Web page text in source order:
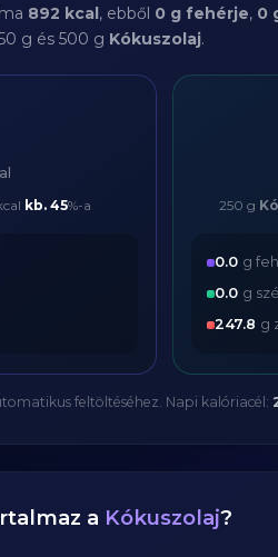
892 kcal, ebből 0 g fehérje, 0
g és 500 g Kókuszolaj.
kb. 45%-a
250 g
0.0 g
0.0 g
247.8 g
feltöltéséhez. Napi kalóriacél:
a Kókuszolaj?